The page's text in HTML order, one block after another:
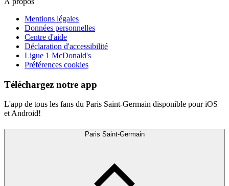
Mentions légales
Données personnelles
Centre d'aide
Déclaration d'accessibilité
Ligue 1 McDonald's
Préférences cookies
Téléchargez notre app
L'app de tous les fans du Paris Saint-Germain disponible pour iOS
et Android!
Paris Saint-Germain